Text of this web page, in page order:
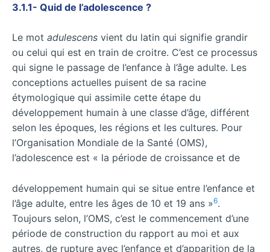
3.1.1- Quid de l’adolescence ?
Le mot adulescens vient du latin qui signifie grandir
ou celui qui est en train de croitre. C’est ce processus
qui signe le passage de l’enfance à l’âge adulte. Les
conceptions actuelles puisent de sa racine
étymologique qui assimile cette étape du
développement humain à une classe d’âge, différent
selon les époques, les régions et les cultures. Pour
l’Organisation Mondiale de la Santé (OMS),
l’adolescence est « la période de croissance et de
développement humain qui se situe entre l’enfance et
l’âge adulte, entre les âges de 10 et 19 ans »6.
Toujours selon, l’OMS, c’est le commencement d’une
période de construction du rapport au moi et aux
autres, de rupture avec l’enfance et d’apparition de la